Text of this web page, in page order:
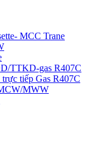
MCC Trane
TTKD-gas R407C
tiếp Gas R407C
MWW